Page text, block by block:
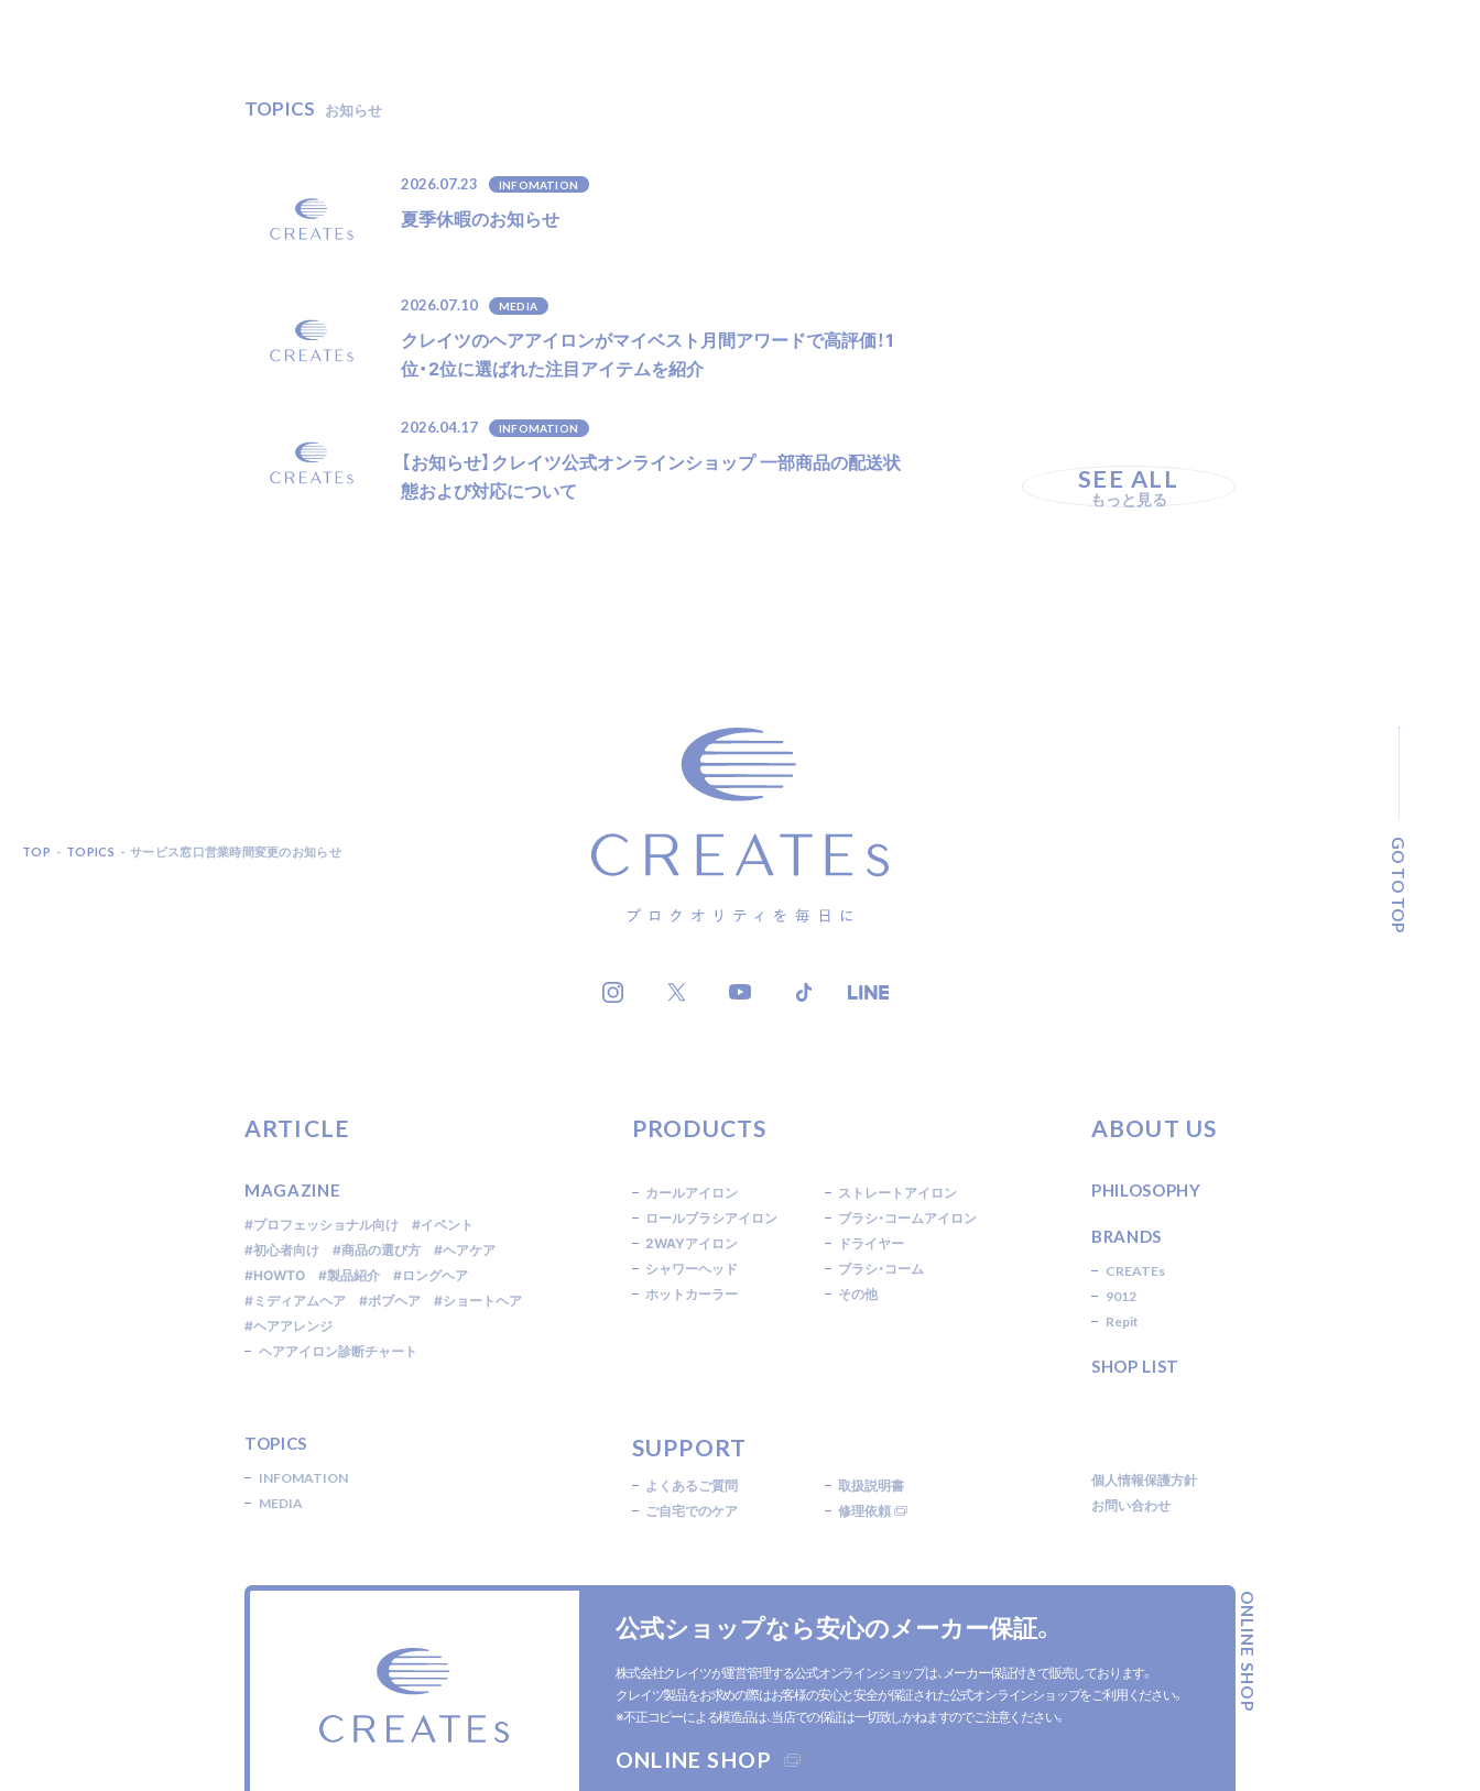
TOPICS お知らせ
2026.07.23 INFOMATION
夏季休暇のお知らせ
2026.07.10 MEDIA
クレイツのヘアアイロンがマイベスト月間アワードで高評価！1
位・2位に選ばれた注目アイテムを紹介
2026.04.17 INFOMATION
【お知らせ】クレイツ公式オンラインショップ 一部商品の配送状
態および対応について
SEE ALL
もっと見る
TOP TOPICS サービス窓口営業時間変更のお知らせ GO TO TOP
ARTICLE
MAGAZINE
#プロフェッショナル向け
#イベント
#初心者向け
#商品の選び方
#ヘアケア
#HOWTO
#製品紹介
#ロングヘア
#ミディアムヘア
#ボブヘア
#ショートヘア
#ヘアアレンジ
ヘアアイロン診断チャート
TOPICS
INFOMATION
MEDIA
PRODUCTS
カールアイロン
ロールブラシアイロン
2WAYアイロン
シャワーヘッド
ホットカーラー
ストレートアイロン
ブラシ・コームアイロン
ドライヤー
ブラシ・コーム
その他
SUPPORT
よくあるご質問
ご自宅でのケア
取扱説明書
修理依頼
ABOUT US
PHILOSOPHY
BRANDS
CREATEs
9012
Repit
SHOP LIST
個人情報保護方針
お問い合わせ
公式ショップなら安心のメーカー保証。
株式会社クレイツが運営管理する公式オンラインショップは、メーカー保証付きで販売しております。
クレイツ製品をお求めの際はお客様の安心と安全が保証された公式オンラインショップをご利用ください。
※不正コピーによる模造品は、当店での保証は一切致しかねますのでご注意ください。
ONLINE SHOP
ONLINE SHOP